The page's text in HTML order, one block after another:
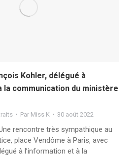
Kohler, délégué à
la communication du ministère
Par Miss K 30 août 2022
rencontre très sympathique au
place Vendôme à Paris, avec
à l’information et à la